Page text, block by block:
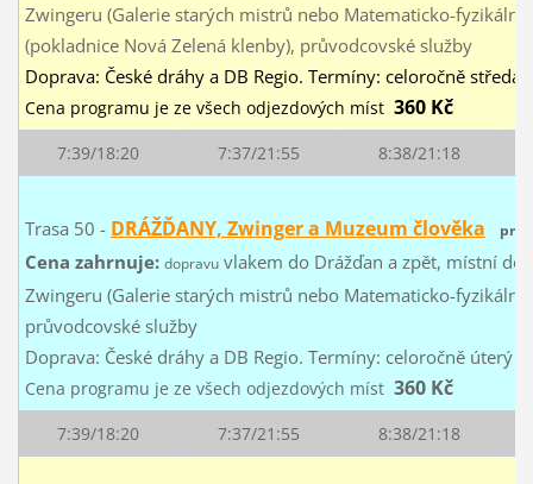
Zwingeru (Galerie starých mistrů nebo Matematicko-fyzikální
(pokladnice Nová Zelená klenby), průvodcovské služby
Doprava: České dráhy a DB Regio. Termíny: celoročně středa
Cena programu je ze všech odjezdových míst 360 Kč
7:39/18:20 7:37/21:55 8:38/21:18
Trasa 50 - DRÁŽĎANY, Zwinger a Muzeum člověka
Cena zahrnuje: dopravuvlakem do Drážďan a zpět, místní
Zwingeru (Galerie starých mistrů nebo Matematicko-fyzikální
průvodcovské služby
Doprava: České dráhy a DB Regio. Termíny: celoročně úterý
Cena programu je ze všech odjezdových míst 360 Kč
7:39/18:20 7:37/21:55 8:38/21:18